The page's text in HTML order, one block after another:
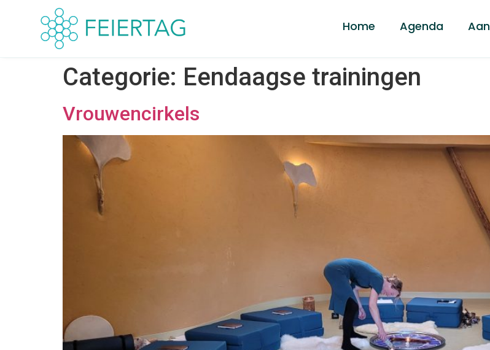
Home Agenda
Categorie: Eendaagse trainingen
Vrouwencirkels